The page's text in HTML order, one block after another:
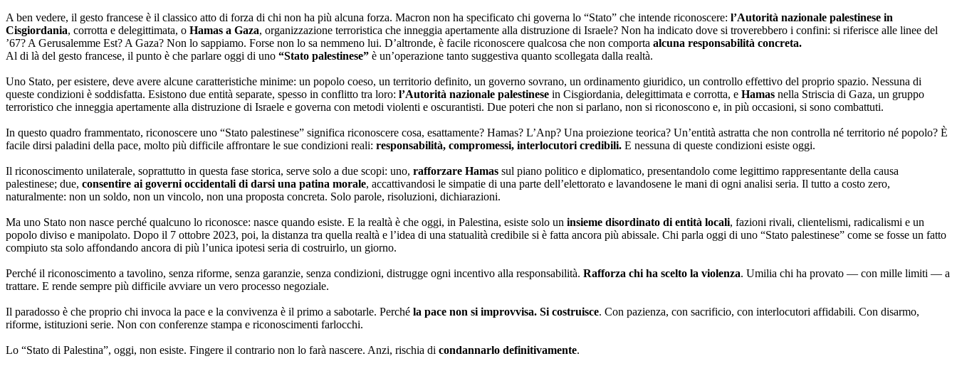
A ben vedere, il gesto francese è il classico atto di forza di chi non ha più alcuna forza. Macron non ha specificato chi governa lo “Stato” che intende riconoscere: l’Autorità nazionale palestinese in
Cisgiordania, corrotta e delegittimata, o Hamas a Gaza, organizzazione terroristica che inneggia apertamente alla distruzione di Israele? Non ha indicato dove si troverebbero i confini: si riferisce alle linee del
’67? A Gerusalemme Est? A Gaza? Non lo sappiamo. Forse non lo sa nemmeno lui. D’altronde, è facile riconoscere qualcosa che non comporta alcuna responsabilità concreta.
Al di là del gesto francese, il punto è che parlare oggi di uno “Stato palestinese” è un’operazione tanto suggestiva quanto scollegata dalla realtà.
Uno Stato, per esistere, deve avere alcune caratteristiche minime: un popolo coeso, un territorio definito, un governo sovrano, un ordinamento giuridico, un controllo effettivo del proprio spazio. Nessuna di
queste condizioni è soddisfatta. Esistono due entità separate, spesso in conflitto tra loro: l’Autorità nazionale palestinese in Cisgiordania, delegittimata e corrotta, e Hamas nella Striscia di Gaza, un gruppo
terroristico che inneggia apertamente alla distruzione di Israele e governa con metodi violenti e oscurantisti. Due poteri che non si parlano, non si riconoscono e, in più occasioni, si sono combattuti.
In questo quadro frammentato, riconoscere uno “Stato palestinese” significa riconoscere cosa, esattamente? Hamas? L’Anp? Una proiezione teorica? Un’entità astratta che non controlla né territorio né popolo? È
facile dirsi paladini della pace, molto più difficile affrontare le sue condizioni reali: responsabilità, compromessi, interlocutori credibili. E nessuna di queste condizioni esiste oggi.
Il riconoscimento unilaterale, soprattutto in questa fase storica, serve solo a due scopi: uno, rafforzare Hamas sul piano politico e diplomatico, presentandolo come legittimo rappresentante della causa
palestinese; due, consentire ai governi occidentali di darsi una patina morale, accattivandosi le simpatie di una parte dell’elettorato e lavandosene le mani di ogni analisi seria. Il tutto a costo zero,
naturalmente: non un soldo, non un vincolo, non una proposta concreta. Solo parole, risoluzioni, dichiarazioni.
Ma uno Stato non nasce perché qualcuno lo riconosce: nasce quando esiste. E la realtà è che oggi, in Palestina, esiste solo un insieme disordinato di entità locali, fazioni rivali, clientelismi, radicalismi e un
popolo diviso e manipolato. Dopo il 7 ottobre 2023, poi, la distanza tra quella realtà e l’idea di una statualità credibile si è fatta ancora più abissale. Chi parla oggi di uno “Stato palestinese” come se fosse un fatto
compiuto sta solo affondando ancora di più l’unica ipotesi seria di costruirlo, un giorno.
Perché il riconoscimento a tavolino, senza riforme, senza garanzie, senza condizioni, distrugge ogni incentivo alla responsabilità. Rafforza chi ha scelto la violenza. Umilia chi ha provato — con mille limiti — a
trattare. E rende sempre più difficile avviare un vero processo negoziale.
Il paradosso è che proprio chi invoca la pace e la convivenza è il primo a sabotarle. Perché la pace non si improvvisa. Si costruisce. Con pazienza, con sacrificio, con interlocutori affidabili. Con disarmo,
riforme, istituzioni serie. Non con conferenze stampa e riconoscimenti farlocchi.
Lo “Stato di Palestina”, oggi, non esiste. Fingere il contrario non lo farà nascere. Anzi, rischia di condannarlo definitivamente.